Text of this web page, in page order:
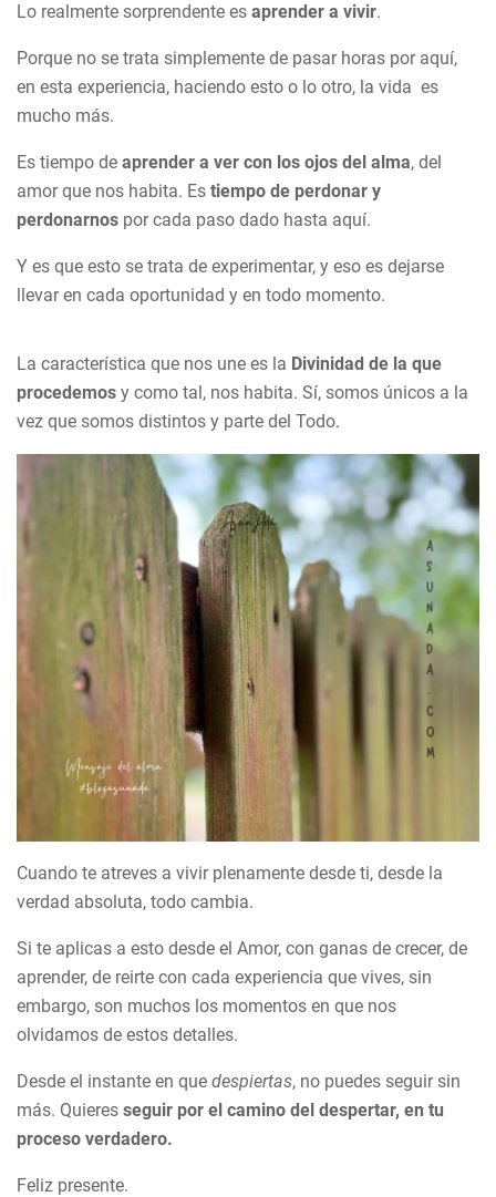
Lo realmente sorprendente es aprender a vivir.
Porque no se trata simplemente de pasar horas por aquí,
en esta experiencia, haciendo esto o lo otro, la vida es
mucho más.
Es tiempo de aprender a ver con los ojos del alma, del
amor que nos habita. Es tiempo de perdonar y
perdonarnos por cada paso dado hasta aquí.
Y es que esto se trata de experimentar, y eso es dejarse
llevar en cada oportunidad y en todo momento.
La característica que nos une es la Divinidad de la que
procedemos y como tal, nos habita. Sí, somos únicos a la
vez que somos distintos y parte del Todo.
Cuando te atreves a vivir plenamente desde ti, desde la
verdad absoluta, todo cambia.
Si te aplicas a esto desde el Amor, con ganas de crecer, de
aprender, de reirte con cada experiencia que vives, sin
embargo, son muchos los momentos en que nos
olvidamos de estos detalles.
Desde el instante en que despiertas, no puedes seguir sin
más. Quieres seguir por el camino del despertar, en tu
proceso verdadero.
Feliz presente.